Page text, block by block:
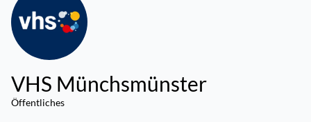
VHS Münchsmünster
Öffentliches